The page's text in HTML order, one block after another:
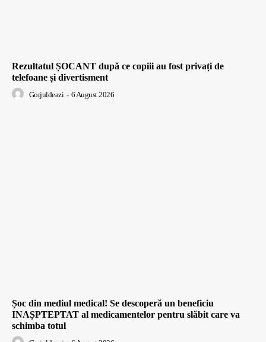
Rezultatul ȘOCANT după ce copiii au fost privați de
telefoane și divertisment
Gorjuldeazi - 6 August 2026
Șoc din mediul medical! Se descoperă un beneficiu
INAȘPTEPTAT al medicamentelor pentru slăbit care va
schimba totul